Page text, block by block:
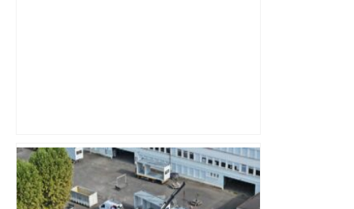
Après la fusion avec la liste PS
Toulouse, le candidat LFI salue "une
dynamique qui nous oblige à la